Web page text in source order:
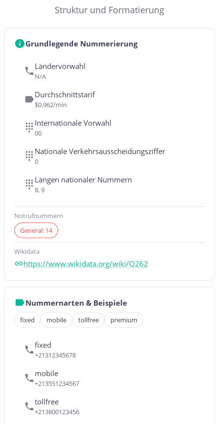
Struktur und Formatierung
Grundlegende Nummerierung
Ländervorwahl
N/A
Durchschnittstarif
$0.962/min
Internationale Vorwahl
00
Nationale Verkehrsausscheidungsziffer
0
Längen nationaler Nummern
8, 9
Notrufnummern
General: 14
Wikidata
https://www.wikidata.org/wiki/Q262
Nummernarten & Beispiele
fixed mobile tollfree premium
fixed
+21312345678
mobile
+213551234567
tollfree
+213800123456